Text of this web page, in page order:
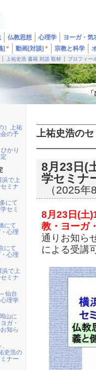
仏教思想 心理学
ヨーガ・気
] * 動画[対談] * 宗教と科学
上祐史浩 書籍 対談 取材 プロフィー
「
上祐史浩の
8月23日(
学セミナ
（2025
8月23日(土
教・ヨーガ
通りお知ら
による受講
）上祐
の予
かり
浜で上
ミナ
にて
セミ
にて
心理
にて
心理
浜で上
ミナ
仙台
理学
山に
ガ・
知ら
史浩の
ナー